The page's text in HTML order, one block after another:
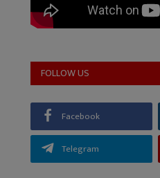
FOLLOW US
Facebook
Telegram